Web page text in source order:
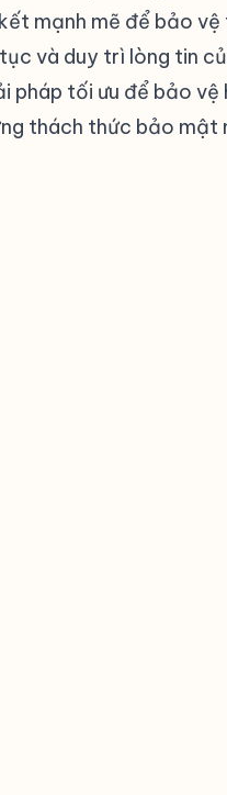
mạnh mẽ để bảo
và duy trì lòng tin
pháp tối ưu để bảo
thách thức bảo mật